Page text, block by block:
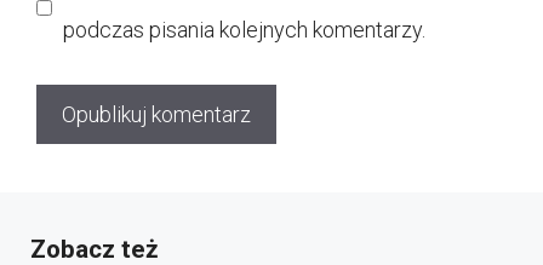
podczas pisania kolejnych komentarzy.
Zobacz też